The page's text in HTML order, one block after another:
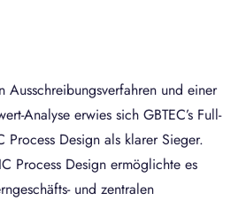
Ausschreibungsverfahren und einer
Analyse erwies sich GBTEC’s Full-
Process Design als klarer Sieger.
Process Design ermöglichte es
und zentralen